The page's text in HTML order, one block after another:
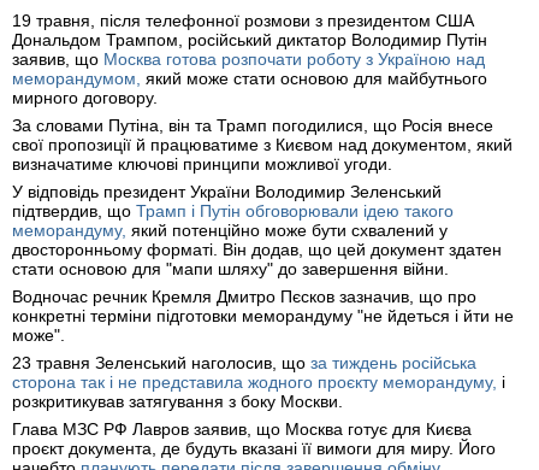
19 травня, після телефонної розмови з президентом США
Дональдом Трампом, російський диктатор Володимир Путін
заявив, що Москва готова розпочати роботу з Україною над
меморандумом, який може стати основою для майбутнього
мирного договору.
За словами Путіна, він та Трамп погодилися, що Росія внесе
свої пропозиції й працюватиме з Києвом над документом, який
визначатиме ключові принципи можливої угоди.
У відповідь президент України Володимир Зеленський
підтвердив, що Трамп і Путін обговорювали ідею такого
меморандуму, який потенційно може бути схвалений у
двосторонньому форматі. Він додав, що цей документ здатен
стати основою для "мапи шляху" до завершення війни.
Водночас речник Кремля Дмитро Пєсков зазначив, що про
конкретні терміни підготовки меморандуму "не йдеться і йти не
може".
23 травня Зеленський наголосив, що за тиждень російська
сторона так і не представила жодного проєкту меморандуму, і
розкритикував затягування з боку Москви.
Глава МЗС РФ Лавров заявив, що Москва готує для Києва
проєкт документа, де будуть вказані її вимоги для миру. Його